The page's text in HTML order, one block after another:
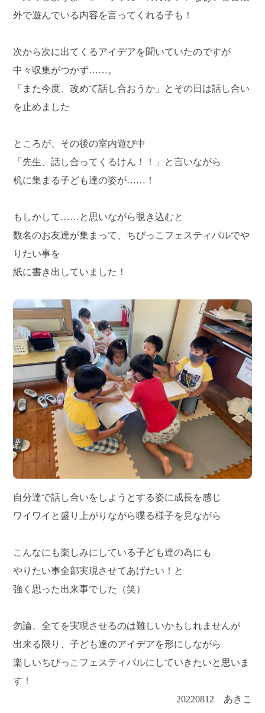
外で遊んでいる内容を言ってくれる子も！
次から次に出てくるアイデアを聞いていたのですが
中々収集がつかず……。
「また今度、改めて話し合おうか」とその日は話し合い
を止めました
ところが、その後の室内遊び中
「先生、話し合ってくるけん！！」と言いながら
机に集まる子ども達の姿が……！
もしかして……と思いながら覗き込むと
数名のお友達が集まって、ちびっこフェスティバルでや
りたい事を
紙に書き出していました！
自分達で話し合いをしようとする姿に成長を感じ
ワイワイと盛り上がりながら喋る様子を見ながら
こんなにも楽しみにしている子ども達の為にも
やりたい事全部実現させてあげたい！と
強く思った出来事でした（笑）
勿論、全てを実現させるのは難しいかもしれませんが
出来る限り、子ども達のアイデアを形にしながら
楽しいちびっこフェスティバルにしていきたいと思いま
す！
20220812 あきこ